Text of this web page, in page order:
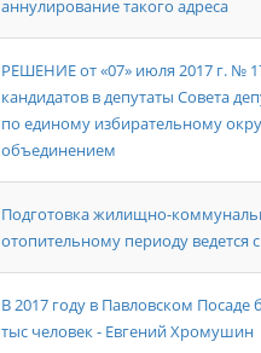
аннулирование такого адреса
РЕШЕНИЕ от «07» июля 2017 г. №
кандидатов в депутаты Совета
по единому избирательному
объединением
Подготовка жилищно-
отопительному периоду ведется
В 2017 году в Павловском
тыс человек - Евгений Хромушин